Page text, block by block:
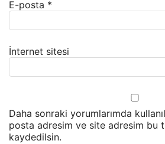
E-posta *
İnternet sitesi
Daha sonraki yorumlarımda
posta adresim ve site adresim bu
kaydedilsin.